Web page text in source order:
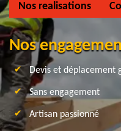
Nos realisations
Nos
Devis et déplacement
Sans engagement
Artisan passionné